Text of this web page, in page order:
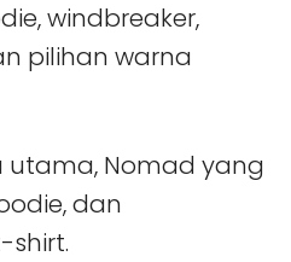
windbreaker,
pilihan warna
utama, Nomad yang
dan
shirt.